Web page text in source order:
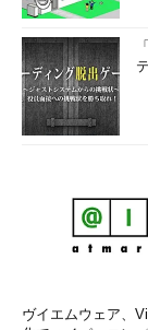
ヴイエムウェア、